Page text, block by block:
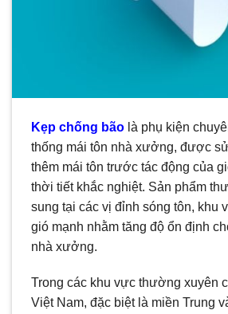
Kẹp chống bão là phụ kiện
thống mái tôn nhà xưởng, được
thêm mái tôn trước tác động của
thời tiết khắc nghiệt. Sản phẩm
sung tại các vị đỉnh sóng tôn, khu
gió mạnh nhằm tăng độ ổn định
nhà xưởng.
Trong các khu vực thường xuyên
Việt Nam, đặc biệt là miền Trung